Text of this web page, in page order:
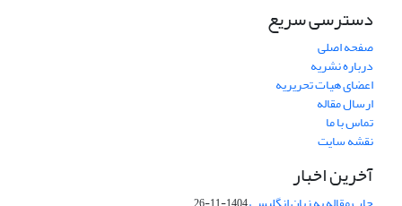
دسترسی سریع
صفحه اصلی
درباره نشریه
اعضای هیات تحریریه
ارسال مقاله
تماس با ما
نقشه سایت
آخرین اخبار